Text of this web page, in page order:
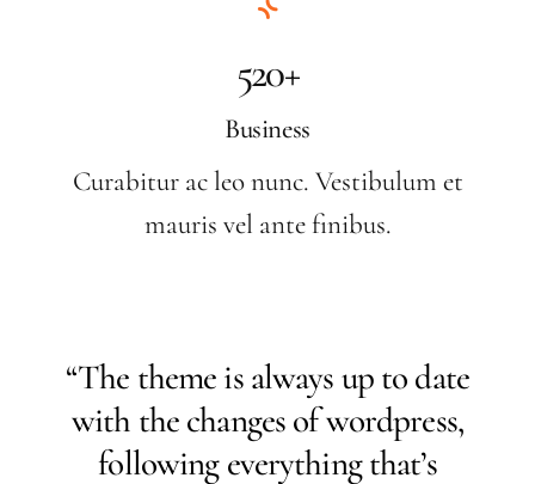
520+
Business
Curabitur ac leo nunc. Vestibulum et
mauris vel ante finibus.
“The theme is always up to date
with the changes of wordpress,
following everything that’s